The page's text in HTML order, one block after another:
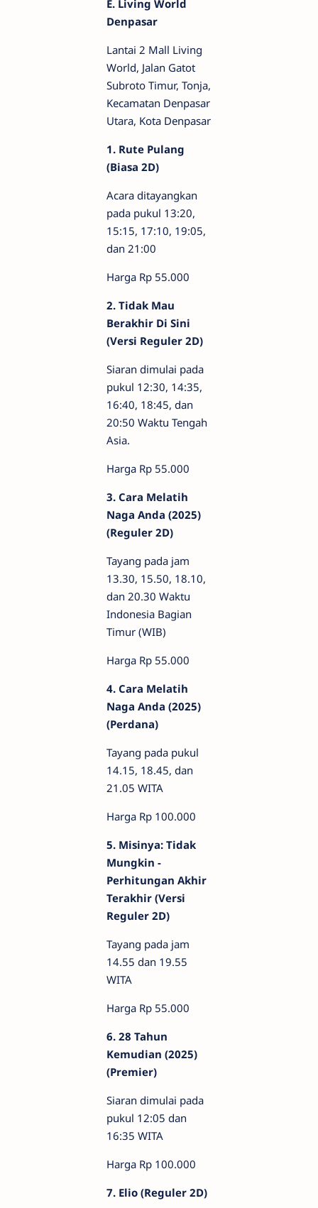
E. Living World
Denpasar
Lantai 2 Mall Living
World, Jalan Gatot
Subroto Timur, Tonja,
Kecamatan Denpasar
Utara, Kota Denpasar
1. Rute Pulang
(Biasa 2D)
Acara ditayangkan
pada pukul 13:20,
15:15, 17:10, 19:05,
dan 21:00
Harga Rp 55.000
2. Tidak Mau
Berakhir Di Sini
(Versi Reguler 2D)
Siaran dimulai pada
pukul 12:30, 14:35,
16:40, 18:45, dan
20:50 Waktu Tengah
Asia.
Harga Rp 55.000
3. Cara Melatih
Naga Anda (2025)
(Reguler 2D)
Tayang pada jam
13.30, 15.50, 18.10,
dan 20.30 Waktu
Indonesia Bagian
Timur (WIB)
Harga Rp 55.000
4. Cara Melatih
Naga Anda (2025)
(Perdana)
Tayang pada pukul
14.15, 18.45, dan
21.05 WITA
Harga Rp 100.000
5. Misinya: Tidak
Mungkin -
Perhitungan Akhir
Terakhir (Versi
Reguler 2D)
Tayang pada jam
14.55 dan 19.55
WITA
Harga Rp 55.000
6. 28 Tahun
Kemudian (2025)
(Premier)
Siaran dimulai pada
pukul 12:05 dan
16:35 WITA
Harga Rp 100.000
7. Elio (Reguler 2D)